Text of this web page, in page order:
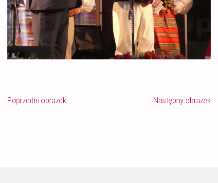
Poprzedni obrazek Następny obrazek